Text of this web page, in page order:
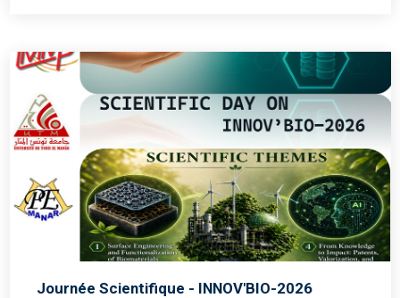
Journée Scientifique - INNOV'BIO-2026